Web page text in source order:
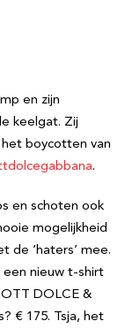
en zijn
keelgat. Zij
boycotten van
.
en schoten ook
mogelijkheid
de ‘haters’ mee.
een nieuw t-shirt
DOLCE &
€ 175. Tsja, het